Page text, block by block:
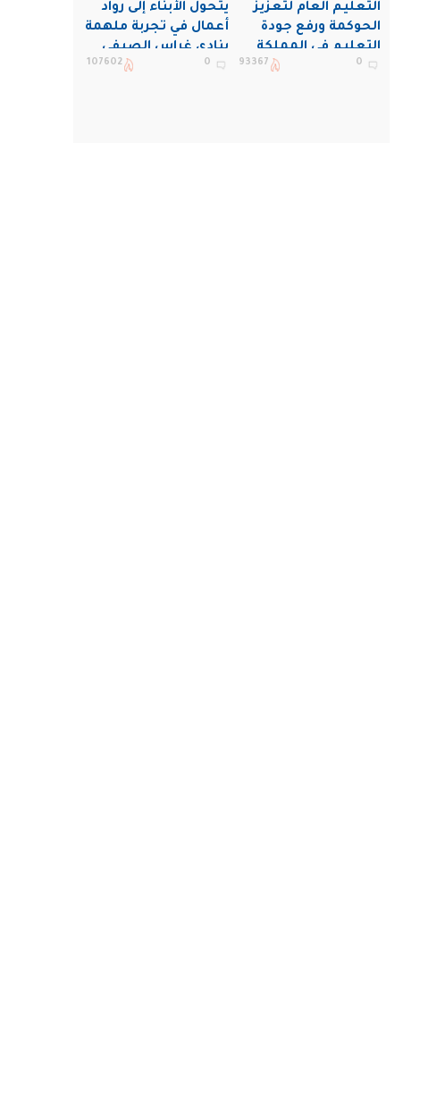
التعليم العام لتعزيز
الحوكمة ورفع جودة
التعليم في المملكة
0
93367
يتحول الأبناء إلى رواد
أعمال في تجربة ملهمة
بنادي غراس الصيفي
بالجبيل
0
107602